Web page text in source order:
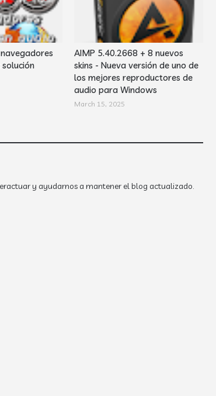
AIMP 5.40.2668 + 8 nuevos
skins - Nueva versión de uno de
los mejores reproductores de
audio para Windows
March 15, 2025
y ayudarnos a mantener el blog actualizado.